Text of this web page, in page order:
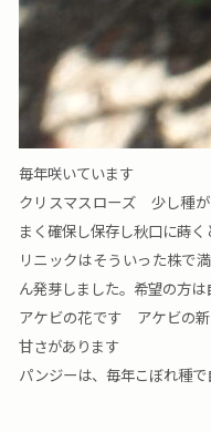
毎年咲いています
クリスマスローズ 少し種
まく確保し保存し秋口に蒔
リニックはそういった株で
ん発芽しました。希望の方は
アケビの花です アケビの
甘さがあります
パンジーは、毎年こぼれ種で